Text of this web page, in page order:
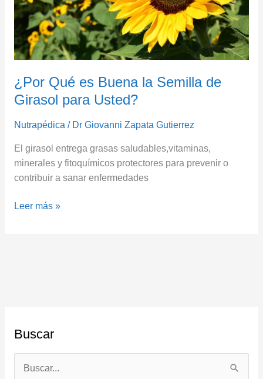
Buscar
¿Por Qué es Buena la Semilla de
Girasol para Usted?
Nutrapédica / Dr Giovanni Zapata Gutierrez
El girasol entrega grasas saludables,vitaminas,
minerales y fitoquímicos protectores para prevenir o
contribuir a sanar enfermedades
Girasol
para
Usted?
Leer más »